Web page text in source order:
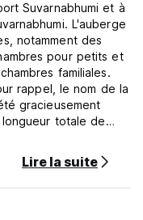
Suvarnabhumi et à
L'auberge
notamment des
pour petits et
familiales.
rappel, le nom de la
gracieusement
totale de
pour les utilisateurs
cyclistes plus
également une
de course à pied
Lire la suite